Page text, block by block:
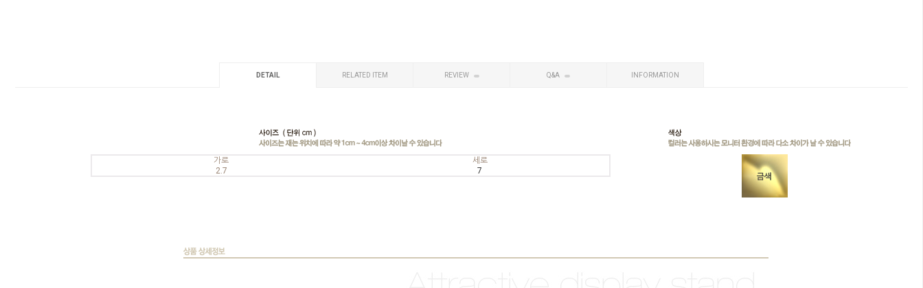
DETAIL RELATED ITEM REVIEW Q&A INFORMATION
가로
세로
2.7
7